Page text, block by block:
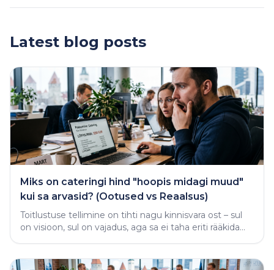
Latest blog posts
Miks on cateringi hind "hoopis midagi muud"
kui sa arvasid? (Ootused vs Reaalsus)
Toitlustuse tellimine on tihti nagu kinnisvara ost – sul
on visioon, sul on vajadus, aga sa ei taha eriti rääkida